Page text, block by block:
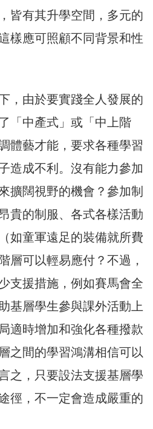
皆有其升學空間，多元的
樣應可照顧不同背景和性
，由於要實踐全人發展的
「中產式」或「中上階
體藝才能，要求各種學習
造成不利。沒有能力參加
擴闊視野的機會？參加制
貴的制服、各式各樣活動
如童軍遠足的裝備就所費
層可以輕易應付？不過，
支援措施，例如賽馬會全
基層學生參與課外活動上
適時增加和強化各種撥款
之間的學習鴻溝相信可以
之，只要設法支援基層學
徑，不一定會造成嚴重的